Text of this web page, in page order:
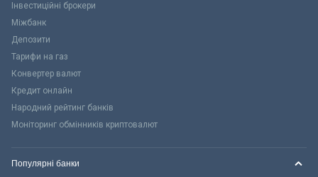
Інвестиційні брокери
Міжбанк
Депозити
Тарифи на газ
Конвертер валют
Кредит онлайн
Народний рейтинг банків
Моніторинг обмінників криптовалют
Популярні банки